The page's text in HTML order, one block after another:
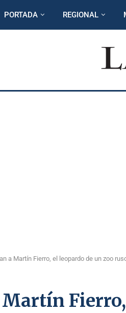
PORTADA REGIONAL
a Martín Fierro, el leopardo de un zoo
Martín